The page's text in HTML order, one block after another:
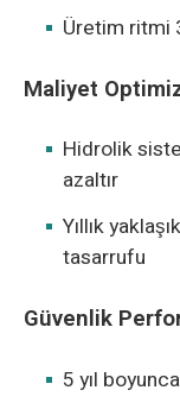
Üretim ritmi
Maliyet
Hidrolik
azaltır
Yıllık
tasarrufu
Güvenlik
5 yıl